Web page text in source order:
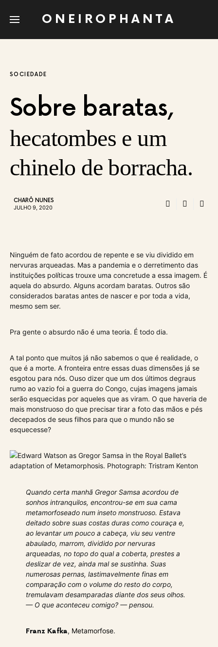
ONEIROPHANTA
SOCIEDADE
Sobre baratas,
hecatombes e um
chinelo de borracha.
CHARÔ NUNES
JULHO 9, 2020
Ninguém de fato acordou de repente e se viu dividido em
nervuras arqueadas. Mas a pandemia e o derretimento das
instituições políticas trouxe uma concretude a essa imagem. É
aquela do absurdo. Alguns acordam baratas. Outros são
considerados baratas antes de nascer e por toda a vida,
mesmo sem ser.
Pra gente o absurdo não é uma teoria. É todo dia.
A tal ponto que muitos já não sabemos o que é realidade, o
que é a morte. A fronteira entre essas duas dimensões já se
esgotou para nós. Ouso dizer que um dos últimos degraus
rumo ao vazio foi a guerra do Congo, cujas imagens jamais
serão esquecidas por aqueles que as viram. O que haveria de
mais monstruoso do que precisar tirar a foto das mãos e pés
decepados de seus filhos para que o mundo não se
esquecesse?
Quando certa manhã Gregor Samsa acordou de
sonhos intranquilos, encontrou-se em sua cama
metamorfoseado num inseto monstruoso. Estava
deitado sobre suas costas duras como couraça e,
ao levantar um pouco a cabeça, viu seu ventre
abaulado, marrom, dividido por nervuras
arqueadas, no topo do qual a coberta, prestes a
deslizar de vez, ainda mal se sustinha. Suas
numerosas pernas, lastimavelmente finas em
comparação com o volume do resto do corpo,
tremulavam desamparadas diante dos seus olhos.
— O que aconteceu comigo? — pensou.
Franz Kafka, Metamorfose.